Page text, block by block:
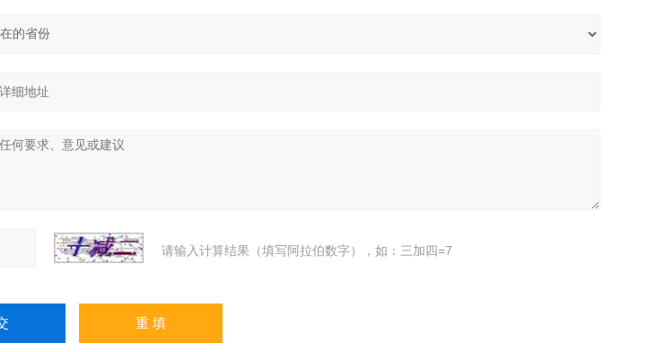
请输入计算结果（填写阿拉伯数字），如：三加四=7